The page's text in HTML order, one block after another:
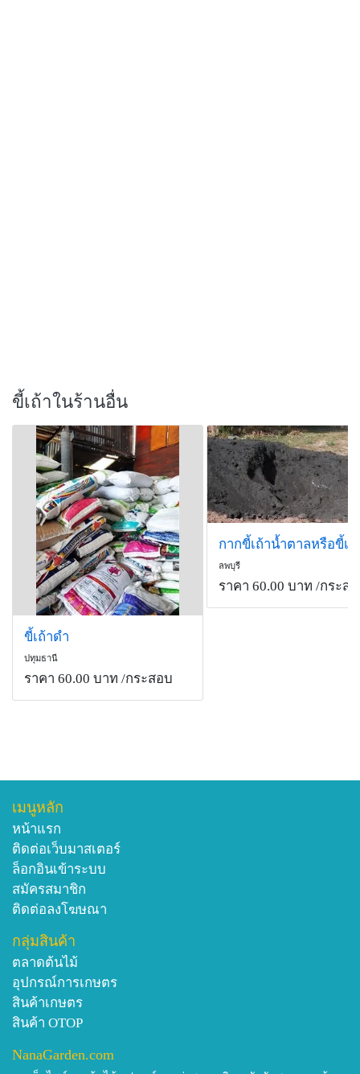
ขี้เถ้าในร้านอื่น
ขี้เถ้าดำ
ปทุมธานี
ราคา 60.00 บาท /กระสอบ
กากขี้เถ้าน้ำตาลหรือขี้เค้
ลพบุรี
ราคา 60.00 บาท /กระส
เมนูหลัก
หน้าแรก
ติดต่อเว็บมาสเตอร์
ล็อกอินเข้าระบบ
สมัครสมาชิก
ติดต่อลงโฆษณา
กลุ่มสินค้า
ตลาดต้นไม้
อุปกรณ์การเกษตร
สินค้าเกษตร
สินค้า OTOP
NanaGarden.com